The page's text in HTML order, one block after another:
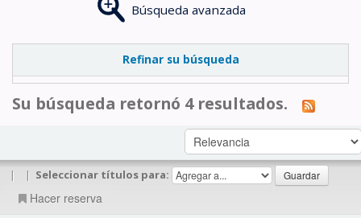
Búsqueda avanzada
Refinar su búsqueda
Su búsqueda retornó 4 resultados.
| | Seleccionar títulos para:
Hacer reserva